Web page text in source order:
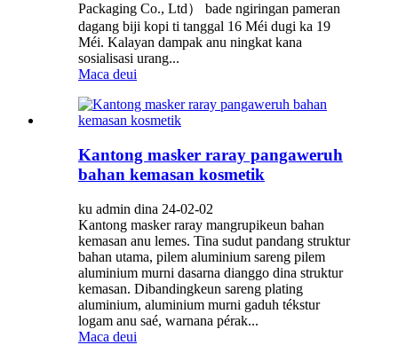
Packaging Co., Ltd） bade ngiringan pameran
dagang biji kopi ti tanggal 16 Méi dugi ka 19
Méi. Kalayan dampak anu ningkat kana
sosialisasi urang...
Maca deui
Kantong masker raray pangaweruh
bahan kemasan kosmetik
ku admin dina 24-02-02
Kantong masker raray mangrupikeun bahan
kemasan anu lemes. Tina sudut pandang struktur
bahan utama, pilem aluminium sareng pilem
aluminium murni dasarna dianggo dina struktur
kemasan. Dibandingkeun sareng plating
aluminium, aluminium murni gaduh tékstur
logam anu saé, warnana pérak...
Maca deui